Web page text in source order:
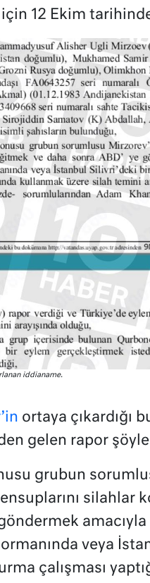
için 12 Ekim
iddianame.
ortaya çıkardığı
gelen rapor şöyle
grubun
silahlar
veya
çalışması